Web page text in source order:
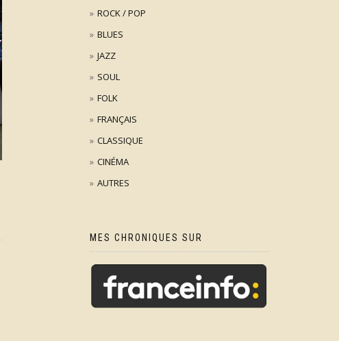
ROCK / POP
BLUES
JAZZ
SOUL
FOLK
FRANÇAIS
CLASSIQUE
CINÉMA
AUTRES
MES CHRONIQUES SUR